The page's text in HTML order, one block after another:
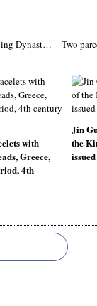
A reticulated gold floral hairpin, Song-Ming Dynasty (960-1644)
with
Greece,
4th
Jin
the